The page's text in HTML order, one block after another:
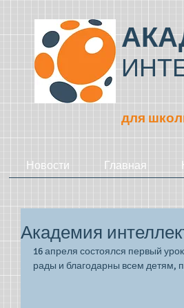
для
Новости Главная
Академия
16 апреля состоялся первый
рады и благодарны всем детям,